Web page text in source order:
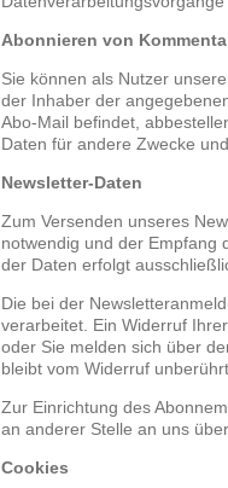
Abonnieren von
Sie können als Nutzer
der Inhaber der
Abo-Mail befindet,
Daten für andere Zwecke
Newsletter-Daten
Zum Versenden unseres
notwendig und der Empfang
der Daten erfolgt
Die bei der
verarbeitet. Ein Widerruf
oder Sie melden sich über
bleibt vom Widerruf unberührt.
Zur Einrichtung des
an anderer Stelle an uns
Cookies